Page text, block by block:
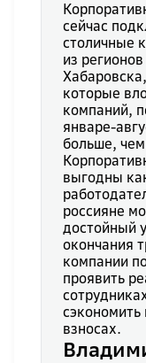
сейчас
столичные
из
которые
компаний,
январе-
больше,
выгодны
россияне
достойный
окончания
компании
проявить
сэкономить
взносах.